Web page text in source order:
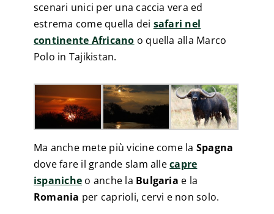
scenari unici per una caccia vera ed
estrema come quella dei safari nel
continente Africano o quella alla Marco
Polo in Tajikistan.
Ma anche mete più vicine come la Spagna
dove fare il grande slam allecapre
ispaniche o anche la Bulgaria e la
Romania per caprioli, cervi e non solo.